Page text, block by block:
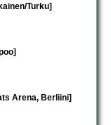
Turku]
Arena, Berliini]